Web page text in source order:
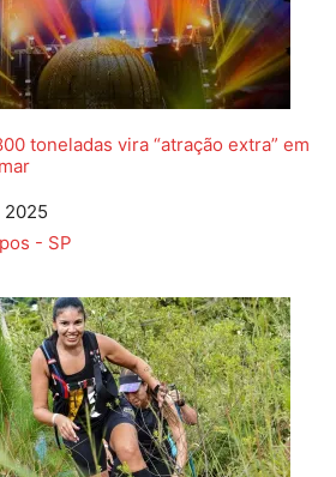
toneladas vira “atração extra” em
2025
- SP